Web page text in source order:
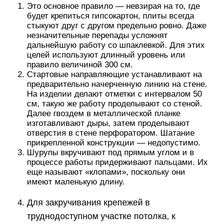
Это основное правило — невзирая на то, где
будет крепиться гипсокартон, плиты всегда
стыкуют друг с другом предельно ровно. Даже
незначительные перепады усложнят
дальнейшую работу со шпаклевкой. Для этих
целей используют длинный уровень или
правило величиной 300 см.
Стартовые направляющие устанавливают на
предварительно начерченную линию на стене.
На изделии делают отметки с интервалом 50
см, такую же работу проделывают со стеной.
Далее гвоздем в металлической планке
изготавливают дыры, затем проделывают
отверстия в стене перфоратором. Шатание
прикрепленной конструкции — недопустимо.
Шурупы вкручивают под прямым углом и в
процессе работы придерживают пальцами. Их
еще называют «клопами», поскольку они
имеют маленькую длину.
Для закручивания крепежей в
труднодоступном участке потолка, к